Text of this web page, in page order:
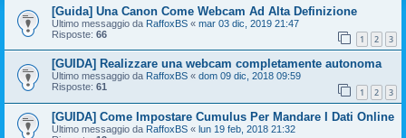
[Guida] Una Canon Come Webcam Ad Alta Definizione
Ultimo messaggio da RaffoxBS « mar 03 dic, 2019 21:47
Risposte: 66 1 2 3
[GUIDA] Realizzare una webcam completamente autonoma
Ultimo messaggio da RaffoxBS « dom 09 dic, 2018 09:59
Risposte: 61 1 2 3
[GUIDA] Come Impostare Cumulus Per Mandare I Dati Online
Ultimo messaggio da RaffoxBS « lun 19 feb, 2018 21:32